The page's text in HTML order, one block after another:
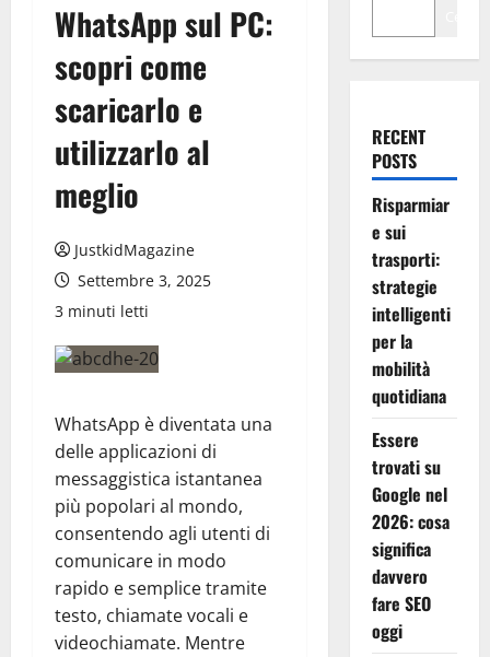
WhatsApp sul PC:
scopri come
scaricarlo e
utilizzarlo al
meglio
JustkidMagazine
Settembre 3, 2025
3 minuti letti
WhatsApp è diventata una
delle applicazioni di
messaggistica istantanea
più popolari al mondo,
consentendo agli utenti di
comunicare in modo
rapido e semplice tramite
testo, chiamate vocali e
videochiamate. Mentre
RECENT
POSTS
Risparmiar
e sui
trasporti:
strategie
intelligenti
per la
mobilità
quotidiana
Essere
trovati su
Google nel
2026: cosa
significa
davvero
fare SEO
oggi